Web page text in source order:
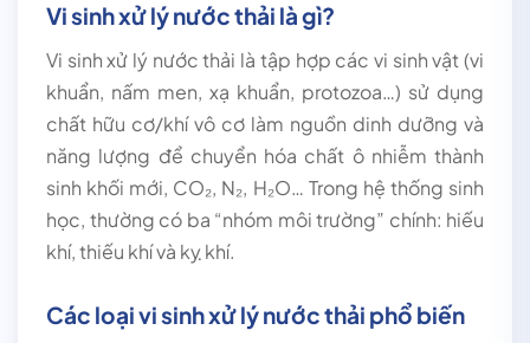
Vi sinh xử lý nước thải là gì?
Vi sinh xử lý nước thải là tập hợp các vi sinh vật (vi
khuẩn, nấm men, xạ khuẩn, protozoa…) sử dụng
chất hữu cơ/khí vô cơ làm nguồn dinh dưỡng và
năng lượng để chuyển hóa chất ô nhiễm thành
sinh khối mới, CO₂, N₂, H₂O… Trong hệ thống sinh
học, thường có ba “nhóm môi trường” chính: hiếu
khí, thiếu khí và kỵ khí.
Các loại vi sinh xử lý nước thải phổ biến